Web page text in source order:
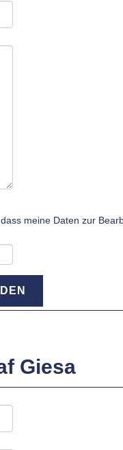
meine Daten zur
Giesa